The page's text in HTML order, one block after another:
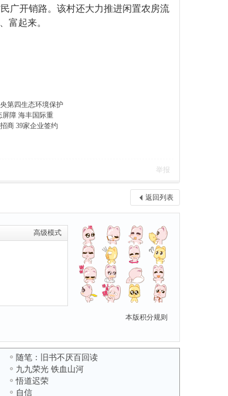
广开销路。该村还大力推进闲置农房流
富起来。
第四生态环境保护
屏障 海丰国际重
商 39家企业签约
举报
返回列表
高级模式
本版积分规则
随笔：旧书不厌百回读
九九荣光 铁血山河
悟道迟荣
自信